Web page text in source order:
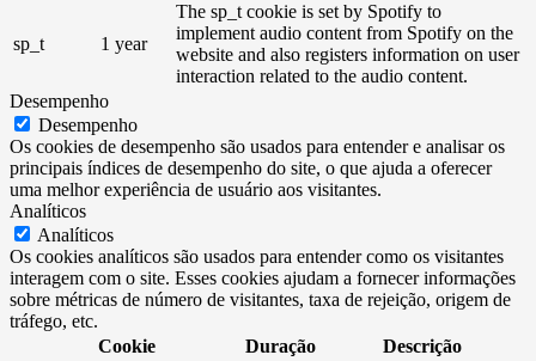
sp_t 1 year
The sp_t cookie is set by Spotify to
implement audio content from Spotify on the
website and also registers information on user
interaction related to the audio content.
Desempenho
Desempenho
Os cookies de desempenho são usados ​​para entender e analisar os
principais índices de desempenho do site, o que ajuda a oferecer
uma melhor experiência de usuário aos visitantes.
Analíticos
Analíticos
Os cookies analíticos são usados ​​para entender como os visitantes
interagem com o site. Esses cookies ajudam a fornecer informações
sobre métricas de número de visitantes, taxa de rejeição, origem de
tráfego, etc.
Cookie
Duração Descrição